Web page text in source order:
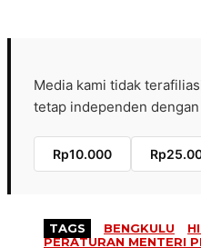
Media kami tidak
tetap independen
Rp10.000
TAGS BENGKULU
PERATURAN MENTERI